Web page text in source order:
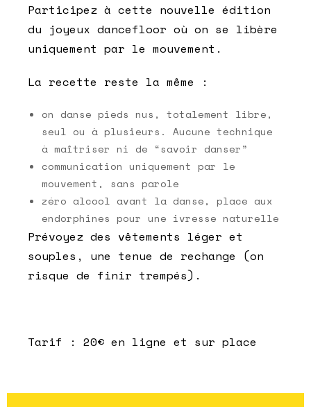
Participez à cette nouvelle édition
du joyeux dancefloor où on se libère
uniquement par le mouvement.
La recette reste la même :
on danse pieds nus, totalement libre,
seul ou à plusieurs. Aucune technique
à maîtriser ni de “savoir danser”
communication uniquement par le
mouvement, sans parole
zéro alcool avant la danse, place aux
endorphines pour une ivresse naturelle
Prévoyez des vêtements léger et
souples, une tenue de rechange (on
risque de finir trempés).
Tarif : 20€ en ligne et sur place